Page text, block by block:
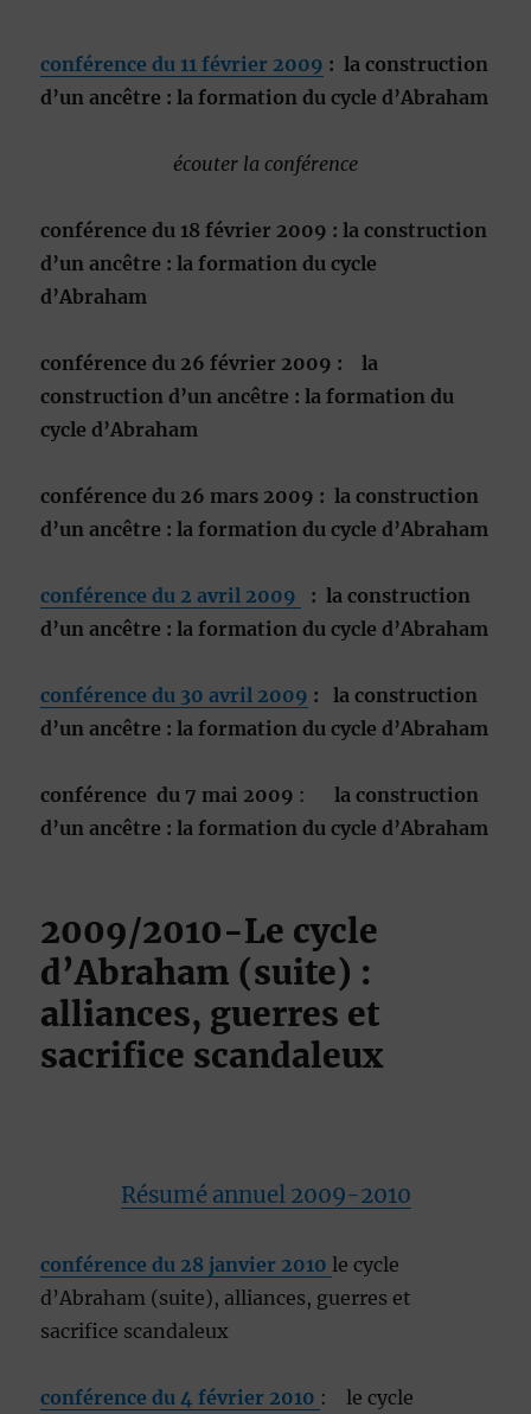
conférence du 11 février 2009 : la construction
d’un ancêtre : la formation du cycle d’Abraham
écouter la conférence
conférence du 18 février 2009 : la construction
d’un ancêtre : la formation du cycle
d’Abraham
conférence du 26 février 2009 : la
construction d’un ancêtre : la formation du
cycle d’Abraham
conférence du 26 mars 2009 : la construction
d’un ancêtre : la formation du cycle d’Abraham
conférence du 2 avril 2009
: la construction
d’un ancêtre : la formation du cycle d’Abraham
conférence du 30 avril 2009 : la construction
d’un ancêtre : la formation du cycle d’Abraham
conférence du 7 mai 2009 :
la construction
d’un ancêtre : la formation du cycle d’Abraham
2009/2010-Le cycle
d’Abraham (suite) :
alliances, guerres et
sacrifice scandaleux
Résumé annuel 2009-2010
conférence du 28 janvier 2010 le cycle
d’Abraham (suite), alliances, guerres et
sacrifice scandaleux
conférence du 4 février 2010 : le cycle